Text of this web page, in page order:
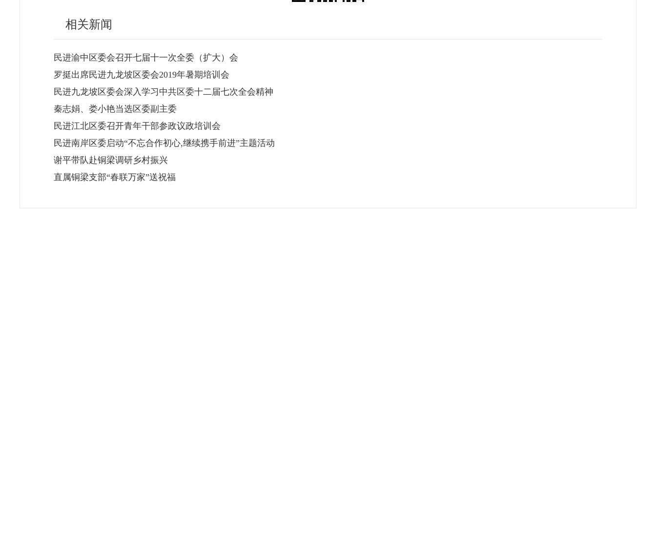
相关新闻
民进渝中区委会召开七届十一次全委（扩大）会
罗挺出席民进九龙坡区委会2019年暑期培训会
民进九龙坡区委会深入学习中共区委十二届七次全会精神
秦志娟、娄小艳当选区委副主委
民进江北区委召开青年干部参政议政培训会
民进南岸区委启动“不忘合作初心,继续携手前进”主题活动
谢平带队赴铜梁调研乡村振兴
直属铜梁支部“春联万家”送祝福